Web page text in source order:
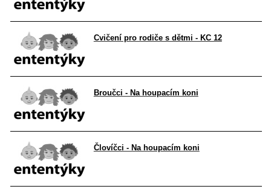
Cvičení pro rodiče s dětmi - KC 12
Broučci - Na houpacím koni
Človíčci - Na houpacím koni